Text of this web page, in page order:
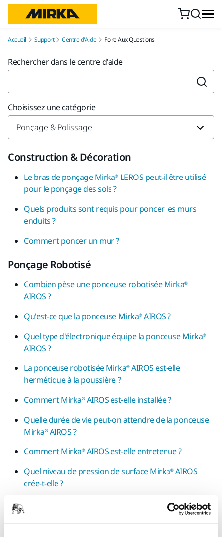
Accueil Support Centre d'Aide Foire Aux Questions
Rechercher dans le centre d'aide
Choisissez une catégorie
Construction & Décoration
Le bras de ponçage Mirka® LEROS peut-il être utilisé
pour le ponçage des sols ?
Quels produits sont requis pour poncer les murs
enduits ?
Comment poncer un mur ?
Ponçage Robotisé
Combien pèse une ponceuse robotisée Mirka®
AIROS ?
Qu'est-ce que la ponceuse Mirka® AIROS ?
Quel type d'électronique équipe la ponceuse Mirka®
AIROS ?
La ponceuse robotisée Mirka® AIROS est-elle
hermétique à la poussière ?
Comment Mirka® AIROS est-elle installée ?
Quelle durée de vie peut-on attendre de la ponceuse
Mirka® AIROS ?
Comment Mirka® AIROS est-elle entretenue ?
Quel niveau de pression de surface Mirka® AIROS
crée-t-elle ?
Finition Automobile